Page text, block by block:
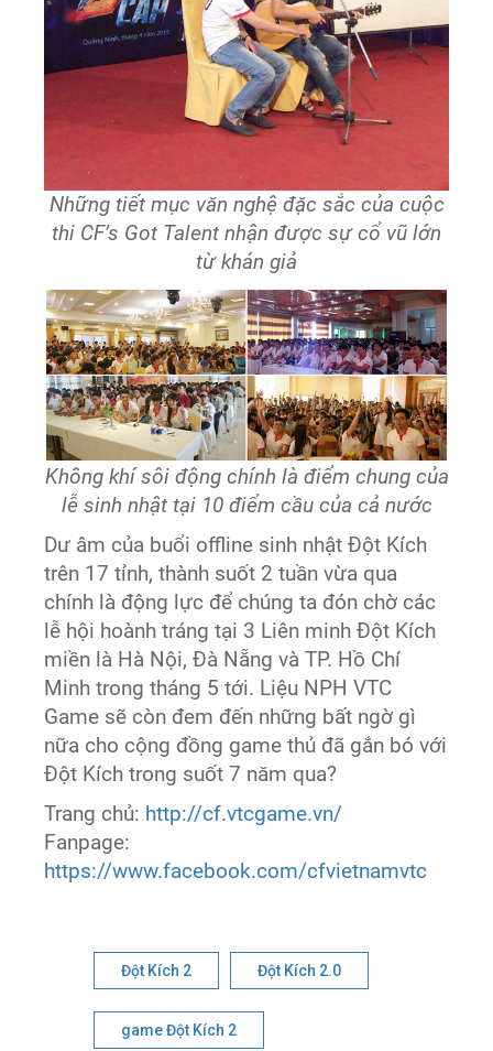
Những tiết mục văn nghệ đặc sắc của cuộc
thi CF’s Got Talent nhận được sự cổ vũ lớn
từ khán giả
Không khí sôi động chính là điểm chung của
lễ sinh nhật tại 10 điểm cầu của cả nước
Dư âm của buổi offline sinh nhật Đột Kích
trên 17 tỉnh, thành suốt 2 tuần vừa qua
chính là động lực để chúng ta đón chờ các
lễ hội hoành tráng tại 3 Liên minh Đột Kích
miền là Hà Nội, Đà Nẵng và TP. Hồ Chí
Minh trong tháng 5 tới. Liệu NPH VTC
Game sẽ còn đem đến những bất ngờ gì
nữa cho cộng đồng game thủ đã gắn bó với
Đột Kích trong suốt 7 năm qua?
Trang chủ: http://cf.vtcgame.vn/
Fanpage:
https://www.facebook.com/cfvietnamvtc
Đột Kích 2 Đột Kích 2.0
game Đột Kích 2